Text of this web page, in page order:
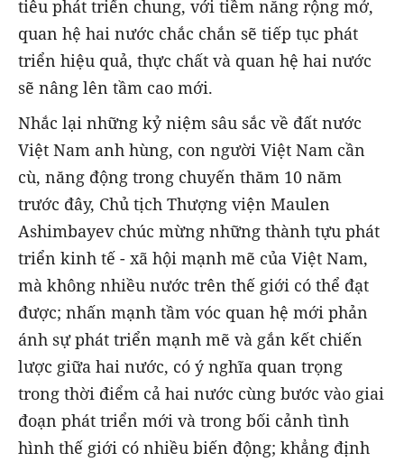
tiêu phát triển chung, với tiềm năng rộng mở,
quan hệ hai nước chắc chắn sẽ tiếp tục phát
triển hiệu quả, thực chất và quan hệ hai nước
sẽ nâng lên tầm cao mới.
Nhắc lại những kỷ niệm sâu sắc về đất nước
Việt Nam anh hùng, con người Việt Nam cần
cù, năng động trong chuyến thăm 10 năm
trước đây, Chủ tịch Thượng viện Maulen
Ashimbayev chúc mừng những thành tựu phát
triển kinh tế - xã hội mạnh mẽ của Việt Nam,
mà không nhiều nước trên thế giới có thể đạt
được; nhấn mạnh tầm vóc quan hệ mới phản
ánh sự phát triển mạnh mẽ và gắn kết chiến
lược giữa hai nước, có ý nghĩa quan trọng
trong thời điểm cả hai nước cùng bước vào giai
đoạn phát triển mới và trong bối cảnh tình
hình thế giới có nhiều biến động; khẳng định